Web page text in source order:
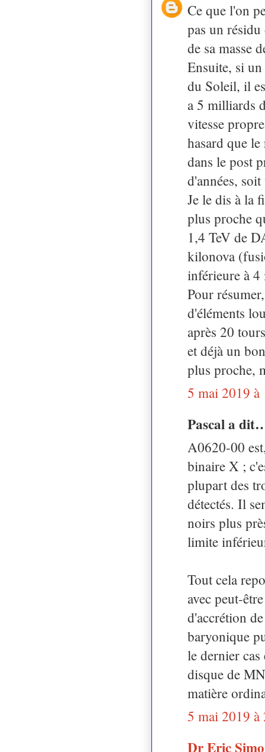
Ce que l'on
pas un
de sa masse
Ensuite, si
du Soleil, il
a 5 milliards
vitesse
hasard que
dans le post
d'années,
Je le dis à la
plus proche
1,4 TeV de
kilonova
inférieure à 4
Pour
d'éléments
après 20
et déjà un
plus proche,
5 mai 2019 à
Pascal a
A0620-00
binaire X ;
plupart des
détectés. Il
noirs plus
limite
Tout cela
avec peut-
d'accrétion
baryonique
le dernier
disque de
matière
5 mai 2019 à
Dr Eric